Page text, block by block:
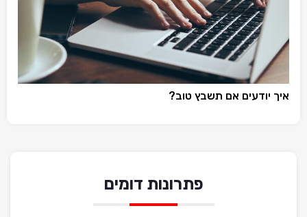
איך יודעים אם תשבץ טוב?
פתרונות דומים